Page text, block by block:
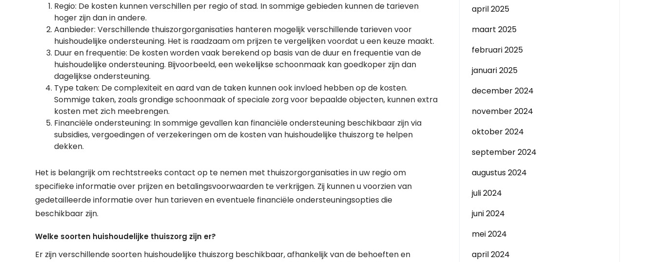
Regio: De kosten kunnen verschillen per regio of stad. In sommige gebieden kunnen de tarieven
hoger zijn dan in andere.
Aanbieder: Verschillende thuiszorgorganisaties hanteren mogelijk verschillende tarieven voor
huishoudelijke ondersteuning. Het is raadzaam om prijzen te vergelijken voordat u een keuze maakt.
Duur en frequentie: De kosten worden vaak berekend op basis van de duur en frequentie van de
huishoudelijke ondersteuning. Bijvoorbeeld, een wekelijkse schoonmaak kan goedkoper zijn dan
dagelijkse ondersteuning.
Type taken: De complexiteit en aard van de taken kunnen ook invloed hebben op de kosten.
Sommige taken, zoals grondige schoonmaak of speciale zorg voor bepaalde objecten, kunnen extra
kosten met zich meebrengen.
Financiële ondersteuning: In sommige gevallen kan financiële ondersteuning beschikbaar zijn via
subsidies, vergoedingen of verzekeringen om de kosten van huishoudelijke thuiszorg te helpen
dekken.
Het is belangrijk om rechtstreeks contact op te nemen met thuiszorgorganisaties in uw regio om
specifieke informatie over prijzen en betalingsvoorwaarden te verkrijgen. Zij kunnen u voorzien van
gedetailleerde informatie over hun tarieven en eventuele financiële ondersteuningsopties die
beschikbaar zijn.
Welke soorten huishoudelijke thuiszorg zijn er?
Er zijn verschillende soorten huishoudelijke thuiszorg beschikbaar, afhankelijk van de behoeften en
april 2025
maart 2025
februari 2025
januari 2025
december 2024
november 2024
oktober 2024
september 2024
augustus 2024
juli 2024
juni 2024
mei 2024
april 2024